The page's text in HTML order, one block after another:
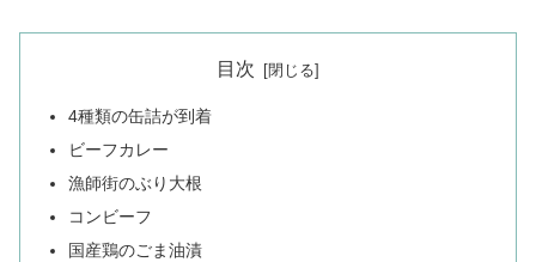
目次
4種類の缶詰が到着
ビーフカレー
漁師街のぶり大根
コンビーフ
国産鶏のごま油漬